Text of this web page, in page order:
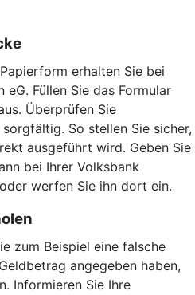
erhalten Sie bei
Füllen Sie das Formular
Überprüfen Sie
So stellen Sie sicher,
ausgeführt wird. Geben Sie
bei Ihrer Volksbank
werfen Sie ihn dort ein.
zum Beispiel eine falsche
angegeben haben,
Informieren Sie Ihre